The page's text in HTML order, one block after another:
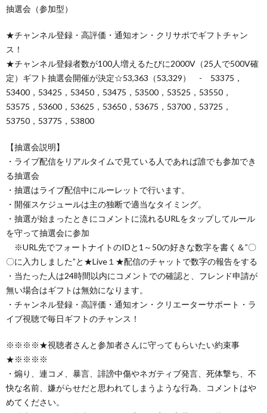
抽選会（参加型）
★チャンネル登録・高評価・通知オン・クリサポでギフトチャン
ス！
★チャンネル登録者数が100人増えるたびに2000V（25人で500V確
定）ギフト抽選会開催が決定☆53,363（53,329） - 53375，
53400，53425，53450，53475，53500，53525，53550，
53575，53600，53625，53650，53675，53700，53725，
53750，53775，53800
【抽選会説明】
・ライブ配信をリアルタイムで見ている人であれば誰でも参加でき
る抽選会
・抽選はライブ配信中にルーレットで行います。
・開催スケジュールは主の独断で適当なタイミング。
・抽選が始まったときにコメントに流れるURLをタップしてルール
を守って抽選会に参加
※URL先でフォートナイトのIDと1～50の好きな数字を書く＆”〇
〇に入力しました”と★Live１★配信のチャットで数字の報告をする
・当たった人は24時間以内にコメントでの確認と、フレンド申請が
無い場合はギフトは無効になります。
・チャンネル登録・高評価・通知オン・クリエーターサポート・ラ
イブ視聴で毎日ギフトのチャンス！
※※※※★視聴者さんと参加者さんに守ってもらいたい約束事
★※※※※
・煽り、連コメ、暴言、誹謗中傷やネガティブ発言、死体撃ち、不
快な名前、嫌がらせだと思われてしまうような行為、コメントはや
めてください。